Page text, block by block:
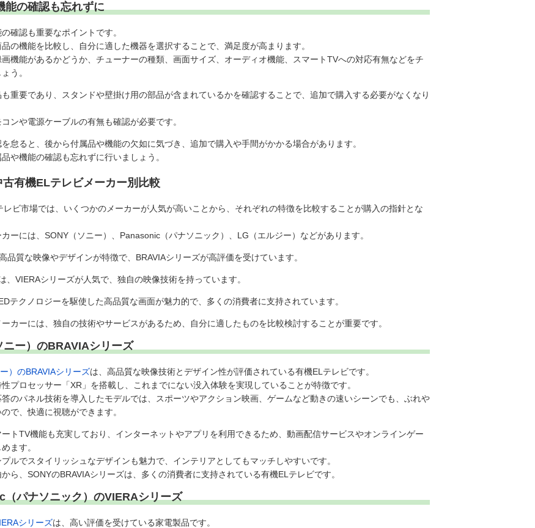
能の確認も忘れずに
確認も重要なポイントです。
の機能を比較し、自分に適した機器を選択することで、満足度が高まります。
機能があるかどうか、チューナーの種類、画面サイズ、オーディオ機能、スマートTVへの対応有無などをチ
う。
も重要であり、スタンドや壁掛け用の部品が含まれているかを確認することで、追加で購入する必要がなくなり
ンや電源ケーブルの有無も確認が必要です。
怠ると、後から付属品や機能の欠如に気づき、追加で購入や手間がかかる場合があります。
や機能の確認も忘れずに行いましょう。
古有機ELテレビメーカー別比較
レビ市場では、いくつかのメーカーが人気が高いことから、それぞれの特徴を比較することが購入の指針とな
ーには、SONY（ソニー）、Panasonic（パナソニック）、LG（エルジー）などがあります。
品質な映像やデザインが特徴で、BRAVIAシリーズが高評価を受けています。
、VIERAシリーズが人気で、独自の映像技術を持っています。
テクノロジーを駆使した高品質な画面が魅力的で、多くの消費者に支持されています。
カーには、独自の技術やサービスがあるため、自分に適したものを比較検討することが重要です。
ニー）のBRAVIAシリーズ
）のBRAVIAシリーズは、高品質な映像技術とデザイン性が評価されている有機ELテレビです。
プロセッサー「XR」を搭載し、これまでにない没入体験を実現していることが特徴です。
答のパネル技術を導入したモデルでは、スポーツやアクション映画、ゲームなど動きの速いシーンでも、ぶれや
で、快適に視聴ができます。
トTV機能も充実しており、インターネットやアプリを利用できるため、動画配信サービスやオンラインゲー
ます。
ルでスタイリッシュなデザインも魅力で、インテリアとしてもマッチしやすいです。
ら、SONYのBRAVIAシリーズは、多くの消費者に支持されている有機ELテレビです。
パナソニック）のVIERAシリーズ
シリーズは、高い評価を受けている家電製品です。